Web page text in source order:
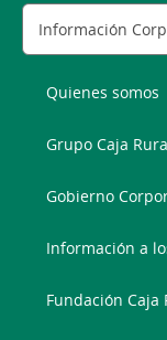
Quienes somos
Grupo Caja
Gobierno
Información a
Fundación Caja